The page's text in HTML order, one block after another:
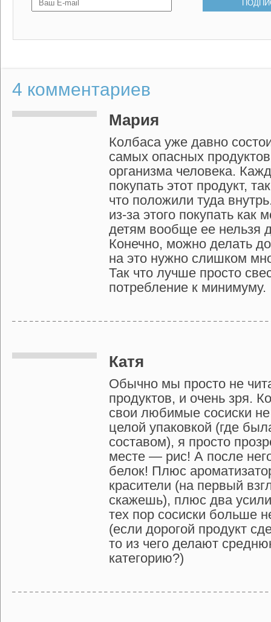
4 комментариев
Мария
Колбаса уже давно
самых опасных
организма человека.
покупать этот продукт,
что положили туда
из-за этого покупать как
детям вообще ее нельзя
Конечно, можно делать
на это нужно слишком
Так что лучше просто
потребление к минимуму.
Катя
Обычно мы просто не
продуктов, и очень зря.
свои любимые сосиски
целой упаковкой (где
составом), я просто
месте — рис! А после
белок! Плюс
красители (на первый
скажешь), плюс два
тех пор сосиски больше
(если дорогой продукт
то из чего делают
категорию?)